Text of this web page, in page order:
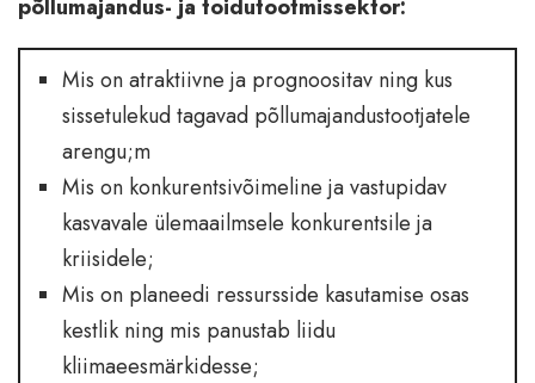
põllumajandus- ja toidutootmissektor:
Mis on atraktiivne ja prognoositav ning kus
sissetulekud tagavad põllumajandustootjatele
arengu;m
Mis on konkurentsivõimeline ja vastupidav
kasvavale ülemaailmsele konkurentsile ja
kriisidele;
Mis on planeedi ressursside kasutamise osas
kestlik ning mis panustab liidu
kliimaeesmärkidesse;